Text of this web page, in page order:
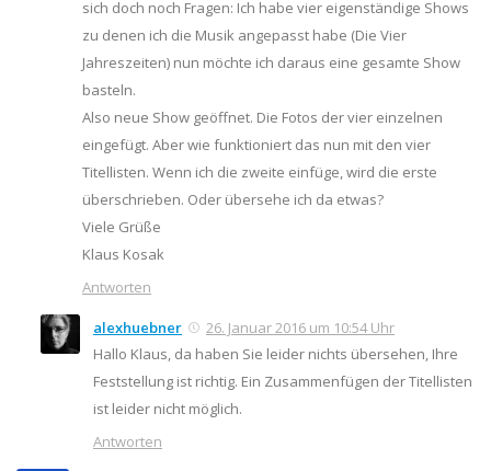
sich doch noch Fragen: Ich habe vier eigenständige Shows
zu denen ich die Musik angepasst habe (Die Vier
Jahreszeiten) nun möchte ich daraus eine gesamte Show
basteln.
Also neue Show geöffnet. Die Fotos der vier einzelnen
eingefügt. Aber wie funktioniert das nun mit den vier
Titellisten. Wenn ich die zweite einfüge, wird die erste
überschrieben. Oder übersehe ich da etwas?
Viele Grüße
Klaus Kosak
Antworten
alexhuebner
26. Januar 2016 um 10:54 Uhr
Hallo Klaus, da haben Sie leider nichts übersehen, Ihre
Feststellung ist richtig. Ein Zusammenfügen der Titellisten
ist leider nicht möglich.
Antworten